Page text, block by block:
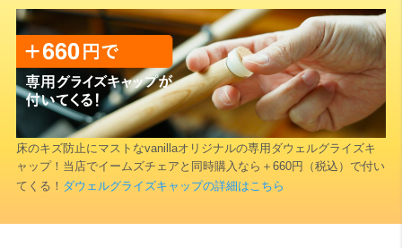
床のキズ防止にマストなvanillaオリジナルの専用ダウェルグライズキ
ャップ！当店でイームズチェアと同時購入なら＋660円（税込）で付い
てくる！ ダウェルグライズキャップの詳細はこちら